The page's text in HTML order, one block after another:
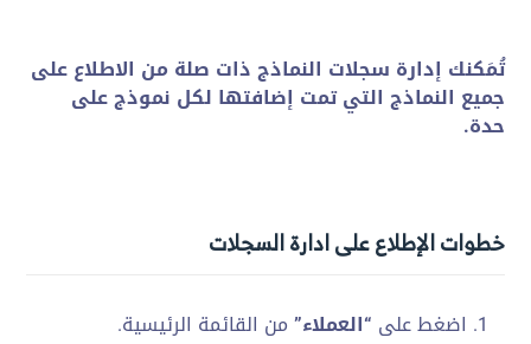
تُمَكنك إدارة سجلات النماذج ذات صلة من الاطلاع على
جميع النماذج التي تمت إضافتها لكل نموذج على
حدة.
خطوات الإطلاع على ادارة السجلات
اضغط على “العملاء”من القائمة الرئيسية.